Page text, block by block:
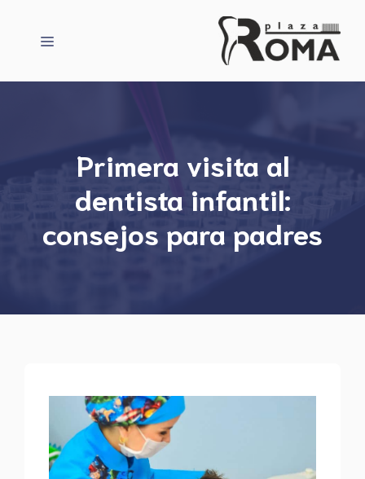
contenido
Menú
Primera visita al
dentista infantil:
consejos para padres